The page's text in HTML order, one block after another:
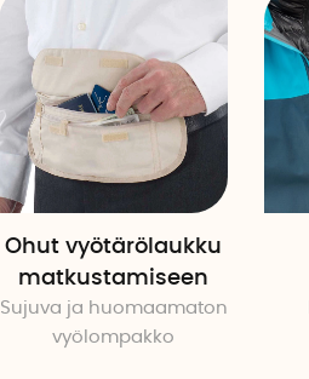
Ohut vyötärölaukku
matkustamiseen
Sujuva ja huomaamaton
vyölompakko